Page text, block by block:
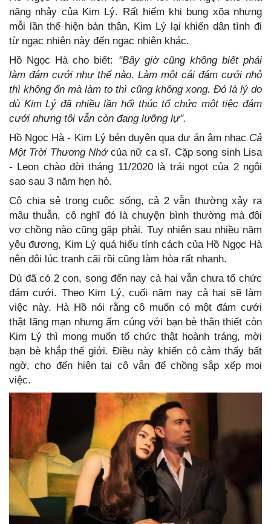
năng nhảy của Kim Lý. Rất hiếm khi bung xõa nhưng
mỗi lần thể hiện bản thân, Kim Lý lại khiến dân tình đi
từ ngạc nhiên này đến ngạc nhiên khác.
Hồ Ngọc Hà cho biết: "Bây giờ cũng không biết phải
làm đám cưới như thế nào. Làm một cái đám cưới nhỏ
thì không ổn mà làm to thì cũng không xong. Đó là lý do
dù Kim Lý đã nhiều lần hối thúc tổ chức một tiệc đám
cưới nhưng tôi vẫn còn đang lưỡng lự".
Hồ Ngọc Hà - Kim Lý bén duyên qua dự án âm nhạc Cả
Một Trời Thương Nhớ của nữ ca sĩ. Cặp song sinh Lisa
- Leon chào đời tháng 11/2020 là trái ngọt của 2 ngôi
sao sau 3 năm hẹn hò.
Cô chia sẻ trong cuộc sống, cả 2 vẫn thường xảy ra
mâu thuẫn, cô nghĩ đó là chuyện bình thường mà đôi
vợ chồng nào cũng gặp phải. Tuy nhiên sau nhiều năm
yêu đương, Kim Lý quá hiểu tính cách của Hồ Ngọc Hà
nên đôi lúc tranh cãi rồi cũng làm hòa rất nhanh.
Dù đã có 2 con, song đến nay cả hai vẫn chưa tổ chức
đám cưới. Theo Kim Lý, cuối năm nay cả hai sẽ làm
việc này. Hà Hồ nói rằng cô muốn có một đám cưới
thật lãng mạn nhưng ấm cúng với bạn bè thân thiết còn
Kim Lý thì mong muốn tổ chức thật hoành tráng, mời
bạn bè khắp thế giới. Điều này khiến cô cảm thấy bất
ngờ, cho đến hiện tại cô vẫn để chồng sắp xếp mọi
việc.